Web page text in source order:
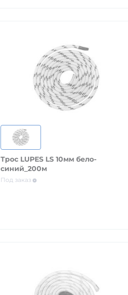
Трос LUPES LS 10мм бело-
синий_200м
Под заказ